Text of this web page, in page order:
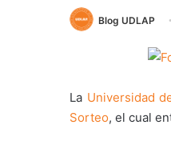
Blog UDLAP
La Universidad
Sorteo, el cual